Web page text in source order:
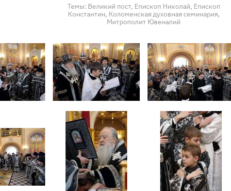
Темы: Великий пост, Епископ Николай, Епископ
Константин, Коломенская духовная семинария,
Митрополит Ювеналий